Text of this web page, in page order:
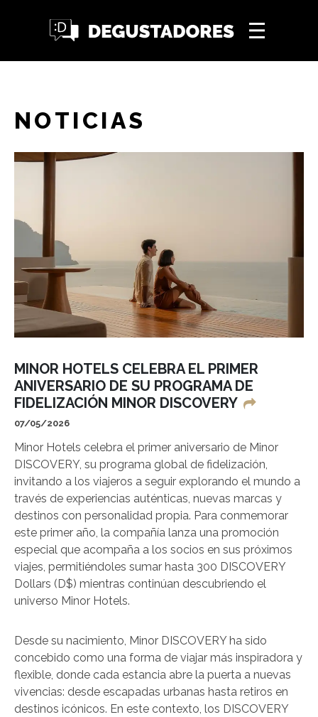
NOTICIAS
MINOR HOTELS CELEBRA EL PRIMER
ANIVERSARIO DE SU PROGRAMA DE
FIDELIZACIÓN MINOR DISCOVERY
07/05/2026
Minor Hotels celebra el primer aniversario de Minor
DISCOVERY, su programa global de fidelización,
invitando a los viajeros a seguir explorando el mundo a
través de experiencias auténticas, nuevas marcas y
destinos con personalidad propia. Para conmemorar
este primer año, la compañía lanza una promoción
especial que acompaña a los socios en sus próximos
viajes, permitiéndoles sumar hasta 300 DISCOVERY
Dollars (D$) mientras continúan descubriendo el
universo Minor Hotels.
Desde su nacimiento, Minor DISCOVERY ha sido
concebido como una forma de viajar más inspiradora y
flexible, donde cada estancia abre la puerta a nuevas
vivencias: desde escapadas urbanas hasta retiros en
destinos icónicos. En este contexto, los DISCOVERY